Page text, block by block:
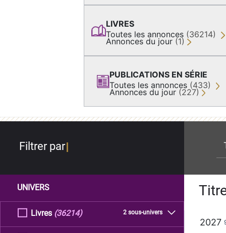
LIVRES
Toutes les annonces (36214)
Annonces du jour (1)
PUBLICATIONS EN SÉRIE
Toutes les annonces (433)
Annonces du jour (227)
Filtrer par
UNIVERS
Livres 2 sous-univers
(36214)
2027